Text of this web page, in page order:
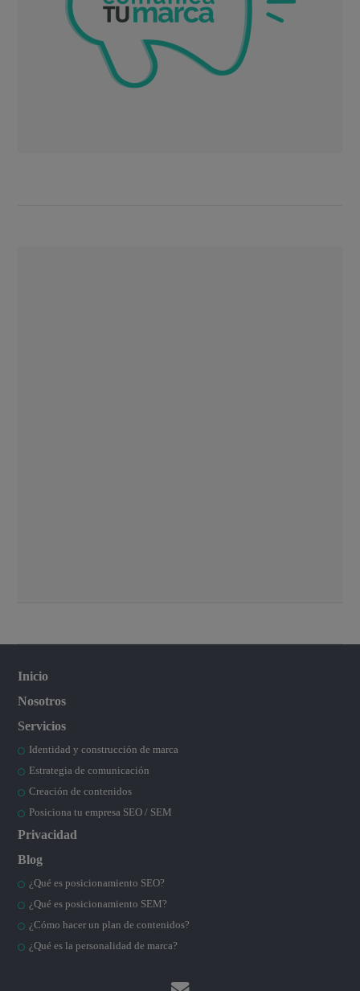
Inicio
Nosotros
Servicios
Identidad y construcción de marca
Estrategia de comunicación
Creación de contenidos
Posiciona tu empresa SEO / SEM
Privacidad
Blog
¿Qué es posicionamiento SEO?
¿Qué es posicionamiento SEM?
¿Cómo hacer un plan de contenidos?
¿Qué es la personalidad de marca?